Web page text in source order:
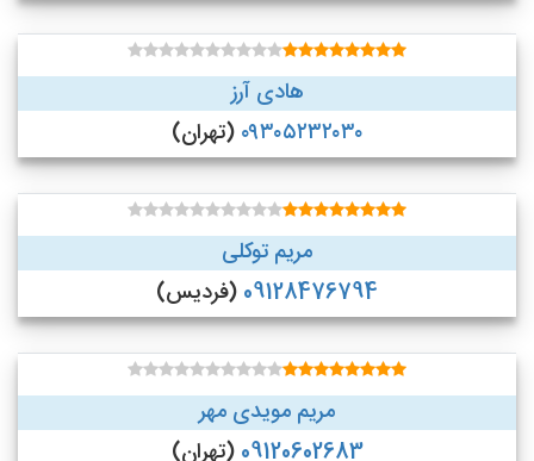
هادی آرز
۰۹۳۰۵۲۳۲۰۳۰ (تهران)
مریم توکلی
09128476794 (فردیس)
مریم مویدی مهر
09120602683 (تهران)